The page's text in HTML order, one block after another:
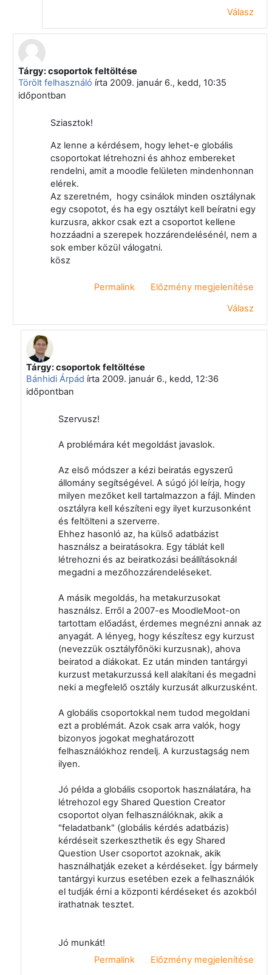
Válasz
Válasz erre: Takács Ottó
Tárgy: csoportok feltöltése
Törölt felhasználó írta 2009. január 6., kedd, 10:35
időpontban
Sziasztok!
Az lenne a kérdésem, hogy lehet-e globális
csoportokat létrehozni és ahhoz embereket
rendelni, amit a moodle felületen mindenhonnan
elérek.
Az szeretném, hogy csinálok minden osztálynak
egy csopotot, és ha egy osztályt kell beíratni egy
kurzusra, akkor csak ezt a csoportot kellene
hozzáadni a szerepek hozzárendelésénél, nem a
sok ember közül válogatni.
kösz
Permalink
Előzmény megjelenítése
Válasz
Válasz erre: Törölt felhasználó
Tárgy: csoportok feltöltése
Bánhidi Árpád írta 2009. január 6., kedd, 12:36
időpontban
Szervusz!
A problémára két megoldást javaslok.
Az első módszer a kézi beiratás egyszerű
állomány segítségével. A súgó jól leírja, hogy
milyen mezőket kell tartalmazzon a fájl. Minden
osztályra kell készíteni egy ilyet kurzusonként
és feltölteni a szerverre.
Ehhez hasonló az, ha külső adatbázist
használsz a beiratásokra. Egy táblát kell
létrehozni és az beiratkozási beállításoknál
megadni a mezőhozzárendeléseket.
A másik megoldás, ha metakurzusokat
használsz. Erről a 2007-es MoodleMoot-on
tartottam előadást, érdemes megnézni annak az
anyagát. A lényeg, hogy készítesz egy kurzust
(nevezzük osztályfőnöki kurzusnak), ahova
beiratod a diákokat. Ez után minden tantárgyi
kurzust metakurzussá kell alakítani és megadni
neki a megfelelő osztály kurzusát alkurzusként.
A globális csoportokkal nem tudod megoldani
ezt a problémát. Azok csak arra valók, hogy
bizonyos jogokat meghatározott
felhasználókhoz rendelj. A kurzustagság nem
ilyen.
Jó példa a globális csoportok használatára, ha
létrehozol egy Shared Question Creator
csoportot olyan felhasználóknak, akik a
"feladatbank" (globális kérdés adatbázis)
kérdéseit szerkeszthetik és egy Shared
Question User csoportot azoknak, akik
használhatják ezeket a kérdéseket. Így bármely
tantárgyi kurzus esetében ezek a felhasználók
el tudják érni a központi kérdéseket és azokból
irathatnak tesztet.
Jó munkát!
Permalink
Előzmény megjelenítése